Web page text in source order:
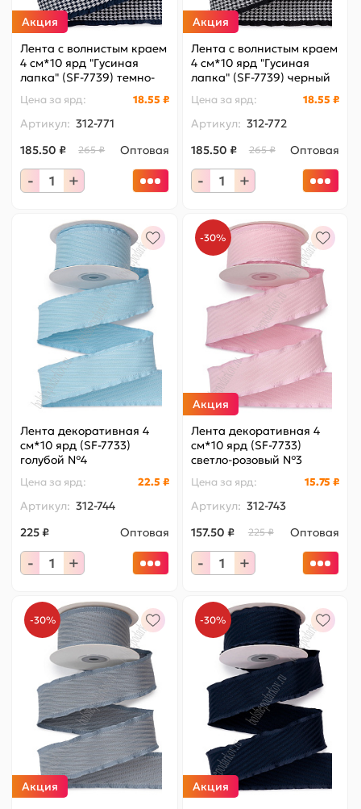
Акция
Лента с волнистым краем
4 см*10 ярд "Гусиная
лапка" (SF-7739) темно-
Цена за ярд: 18.55 ₽
Артикул: 312-771
185.50 ₽
265 ₽ Оптовая
- +
Акция
Лента с волнистым краем
4 см*10 ярд "Гусиная
лапка" (SF-7739) черный
Цена за ярд: 18.55 ₽
Артикул: 312-772
185.50 ₽
265 ₽ Оптовая
- +
Лента декоративная 4
см*10 ярд (SF-7733)
голубой №4
Цена за ярд: 22.5 ₽
Артикул: 312-744
225 ₽
Оптовая
- +
-30%
Акция
Лента декоративная 4
см*10 ярд (SF-7733)
светло-розовый №3
Цена за ярд: 15.75 ₽
Артикул: 312-743
157.50 ₽
225 ₽ Оптовая
- +
-30%
Акция
-30%
Акция